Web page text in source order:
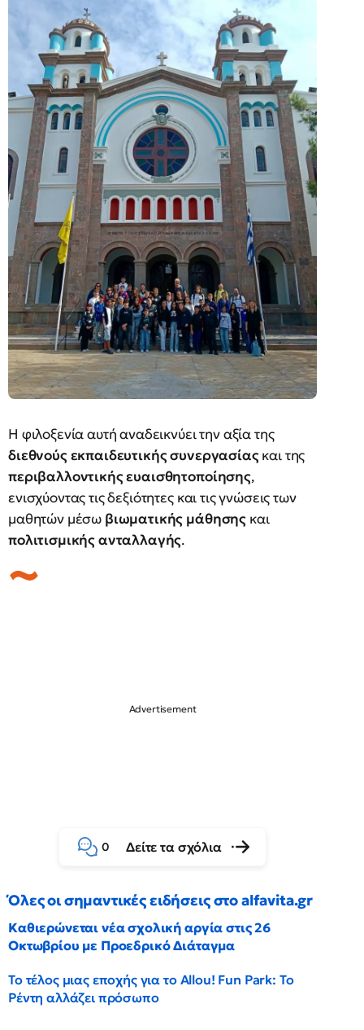
Η φιλοξενία αυτή αναδεικνύει την αξία της
διεθνούς εκπαιδευτικής συνεργασίαςκαι της
περιβαλλοντικής ευαισθητοποίησης,
ενισχύοντας τις δεξιότητες και τις γνώσεις των
μαθητών μέσω βιωματικής μάθησης και
πολιτισμικής ανταλλαγής.
0 Δείτε τα σχόλια
Όλες οι σημαντικές ειδήσεις στο alfavita.gr
Καθιερώνεται νέα σχολική αργία στις 26
Οκτωβρίου με Προεδρικό Διάταγμα
Το τέλος μιας εποχής για το Allou! Fun Park: Το
Ρέντη αλλάζει πρόσωπο